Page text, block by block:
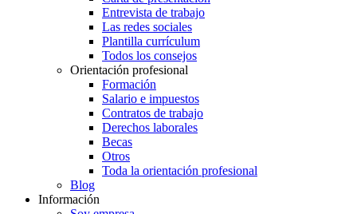
Entrevista de trabajo
Las redes sociales
Plantilla currículum
Todos los consejos
Orientación profesional
Formación
Salario e impuestos
Contratos de trabajo
Derechos laborales
Becas
Otros
Toda la orientación profesional
Blog
Información